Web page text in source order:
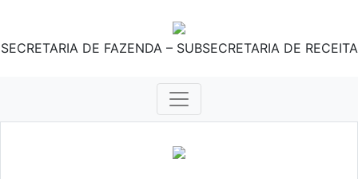
SECRETARIA DE FAZENDA – SUBSECRETARIA DE RECEITA